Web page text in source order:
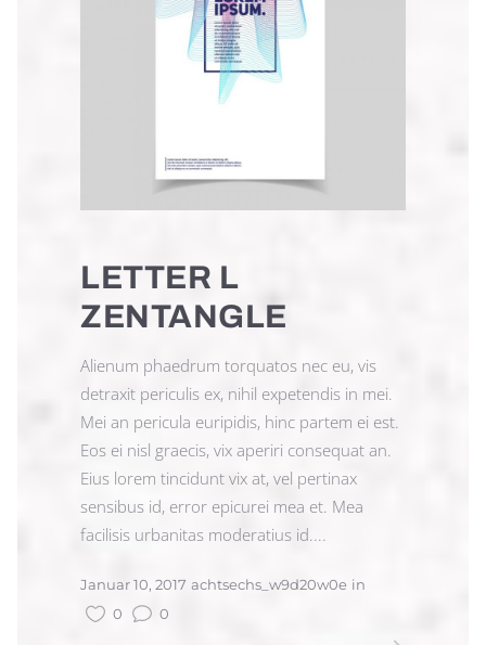
LETTER L
ZENTANGLE
Alienum phaedrum torquatos nec eu, vis
detraxit periculis ex, nihil expetendis in mei.
Mei an pericula euripidis, hinc partem ei est.
Eos ei nisl graecis, vix aperiri consequat an.
Eius lorem tincidunt vix at, vel pertinax
sensibus id, error epicurei mea et. Mea
facilisis urbanitas moderatius id....
Januar 10, 2017 achtsechs_w9d20w0e in
0
0